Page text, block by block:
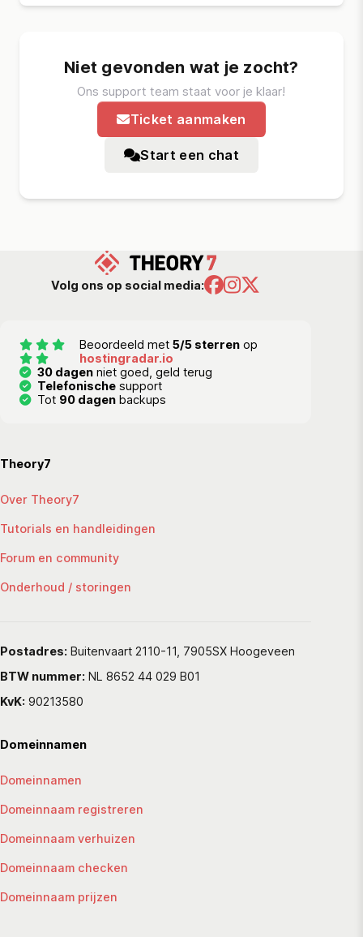
Niet gevonden wat je zocht?
Ons support team staat voor je klaar!
Ticket aanmaken
Start een chat
Volg ons op social media:
Beoordeeld met 5/5 sterrenop
hostingradar.io
30 dagen niet goed, geld terug
Telefonische support
Tot 90 dagen backups
Theory7
Over Theory7
Tutorials en handleidingen
Forum en community
Onderhoud / storingen
Postadres: Buitenvaart 2110-11, 7905SX Hoogeveen
BTW nummer: NL 8652 44 029 B01
KvK: 90213580
Domeinnamen
Domeinnamen
Domeinnaam registreren
Domeinnaam verhuizen
Domeinnaam checken
Domeinnaam prijzen